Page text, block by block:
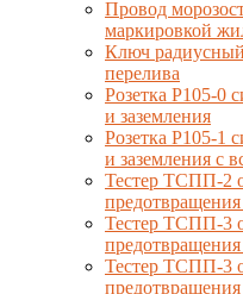
Провод
маркировкой
Ключ
перелива
Розетка Р105-0
и заземления
Розетка Р105-1
и заземления с
Тестер ТСПП-2
Тестер ТСПП-3
Тестер ТСПП-3